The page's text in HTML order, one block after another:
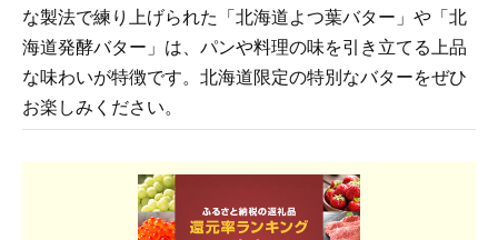
な製法で練り上げられた「北海道よつ葉バター」や「北
海道発酵バター」は、パンや料理の味を引き立てる上品
な味わいが特徴です。北海道限定の特別なバターをぜひ
お楽しみください。